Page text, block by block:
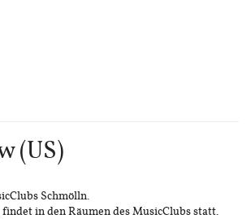
(US)
Schmölln.
in den Räumen des MusicClubs statt.